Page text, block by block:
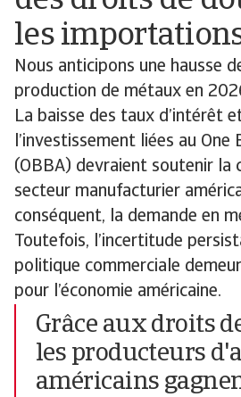
les
Nous anticipons une hausse
production de métaux en
La baisse des taux d’intérêt
l’investissement liées au
(OBBA) devraient soutenir la
secteur manufacturier
conséquent, la demande en
Toutefois, l’incertitude
politique commerciale
pour l’économie américaine.
Grâce aux droits
les producteurs
américains